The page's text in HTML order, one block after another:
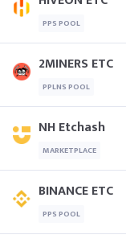
PPS POOL
2MINERS ETC
PPLNS POOL
NH Etchash
MARKETPLACE
BINANCE ETC
PPS POOL